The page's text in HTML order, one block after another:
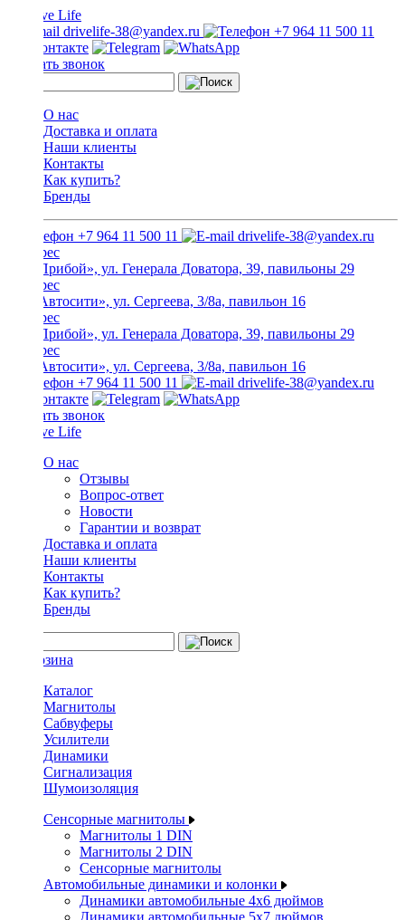
drivelife-38@yandex.ru +7 964 11 500 11
Заказать звонок
О нас
Доставка и оплата
Наши клиенты
Контакты
Как купить?
Бренды
+7 964 11 500 11 drivelife-38@yandex.ru
ТЦ «Прибой», ул. Генерала Доватора, 39, павильоны 29
ТЦ «Автосити», ул. Сергеева, 3/8а, павильон 16
ТЦ «Прибой», ул. Генерала Доватора, 39, павильоны 29
ТЦ «Автосити», ул. Сергеева, 3/8а, павильон 16
+7 964 11 500 11
drivelife-38@yandex.ru
Заказать звонок
О нас
Отзывы
Вопрос-ответ
Новости
Гарантии и возврат
Доставка и оплата
Наши клиенты
Контакты
Как купить?
Бренды
Каталог
Магнитолы
Сабвуферы
Усилители
Динамики
Сигнализация
Шумоизоляция
Сенсорные магнитолы
Магнитолы 1 DIN
Магнитолы 2 DIN
Сенсорные магнитолы
Автомобильные динамики и колонки
Динамики автомобильные 4x6 дюймов
Динамики автомобильные 5x7 дюймов